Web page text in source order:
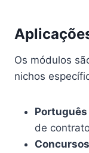
Os módulos
nichos
de